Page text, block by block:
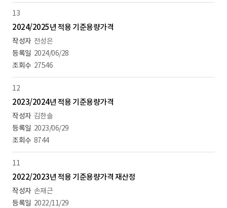
13
2024/2025년 적용 기준용량가격
전성은
2024/06/28
27546
12
2023/2024년 적용 기준용량가격
김한솔
2023/06/29
8744
11
2022/2023년 적용 기준용량가격 재산정
손재근
2022/11/29